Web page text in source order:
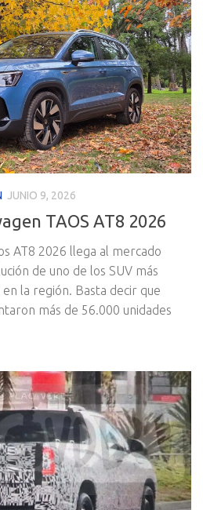
JUNIO 9, 2026
TAOS AT8 2026
AT8 2026 llega al mercado
de uno de los SUV más
la región. Basta decir que
más de 56.000 unidades